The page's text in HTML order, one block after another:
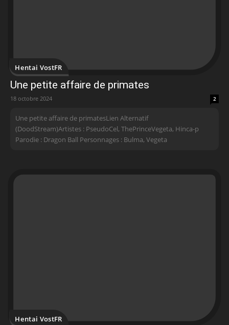
Hentai VostFR
Une petite affaire de primates
18 octobre 2024 2
Une petite affaire de primates Lien Alternatif
(DoodStream)Artistes : PseudoCel, ThePrinceVegeta, Hinca-p
Parodie : Dragon Ball Personnages : Bulma, Vegeta
Hentai VostFR